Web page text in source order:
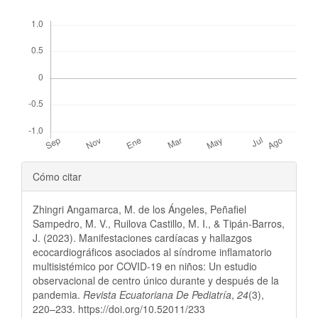
Detalles
del
artículo
Cómo citar
Zhingri Angamarca, M. de los Ángeles, Peñafiel
Sampedro, M. V., Ruilova Castillo, M. I., & Tipán-Barros,
J. (2023). Manifestaciones cardíacas y hallazgos
ecocardiográficos asociados al síndrome inflamatorio
multisistémico por COVID-19 en niños: Un estudio
observacional de centro único durante y después de la
pandemia. Revista Ecuatoriana De Pediatría, 24(3),
220–233. https://doi.org/10.52011/233